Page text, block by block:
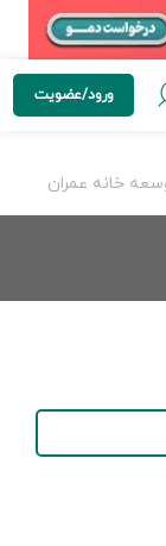
ورود/عضویت
خانه عمران